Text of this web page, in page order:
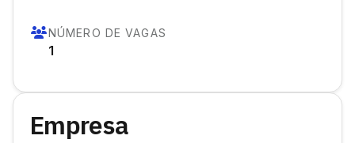
NÚMERO DE VAGAS
1
Empresa